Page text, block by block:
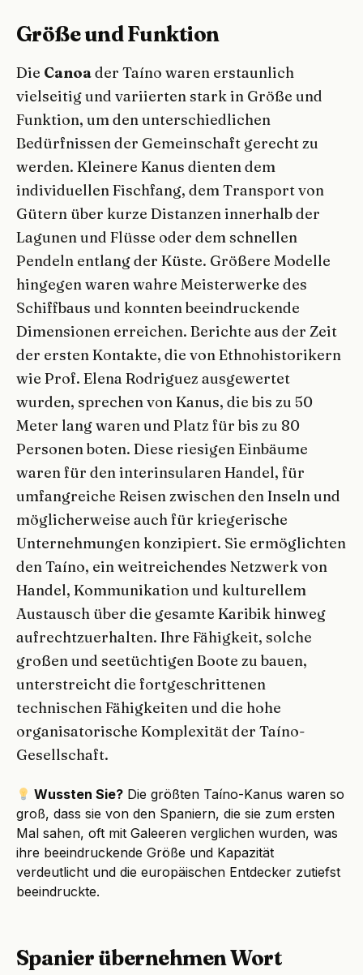
Größe und Funktion
Die Canoader Taíno waren erstaunlich
vielseitig und variierten stark in Größe und
Funktion, um den unterschiedlichen
Bedürfnissen der Gemeinschaft gerecht zu
werden. Kleinere Kanus dienten dem
individuellen Fischfang, dem Transport von
Gütern über kurze Distanzen innerhalb der
Lagunen und Flüsse oder dem schnellen
Pendeln entlang der Küste. Größere Modelle
hingegen waren wahre Meisterwerke des
Schiffbaus und konnten beeindruckende
Dimensionen erreichen. Berichte aus der Zeit
der ersten Kontakte, die von Ethnohistorikern
wie Prof. Elena Rodriguez ausgewertet
wurden, sprechen von Kanus, die bis zu 50
Meter lang waren und Platz für bis zu 80
Personen boten. Diese riesigen Einbäume
waren für den interinsularen Handel, für
umfangreiche Reisen zwischen den Inseln und
möglicherweise auch für kriegerische
Unternehmungen konzipiert. Sie ermöglichten
den Taíno, ein weitreichendes Netzwerk von
Handel, Kommunikation und kulturellem
Austausch über die gesamte Karibik hinweg
aufrechtzuerhalten. Ihre Fähigkeit, solche
großen und seetüchtigen Boote zu bauen,
unterstreicht die fortgeschrittenen
technischen Fähigkeiten und die hohe
organisatorische Komplexität der Taíno-
Gesellschaft.
Wussten Sie? Die größten Taíno-Kanus waren so
groß, dass sie von den Spaniern, die sie zum ersten
Mal sahen, oft mit Galeeren verglichen wurden, was
ihre beeindruckende Größe und Kapazität
verdeutlicht und die europäischen Entdecker zutiefst
beeindruckte.
Spanier übernehmen Wort